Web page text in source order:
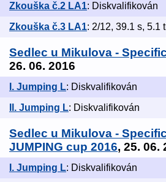
Zkouška č.2 LA1: Diskvalifikován
Zkouška č.3 LA1: 2/12, 39.1 s, 5.1
Sedlec u Mikulova -
26. 06. 2016
I. Jumping L: Diskvalifikován
Il. Jumping L: Diskvalifikován
Sedlec u Mikulova -
JUMPING cup 2016, 25. 06.
I. Jumping L: Diskvalifikován